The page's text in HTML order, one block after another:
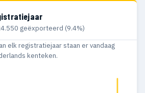
geëxporteerd (9.4%)
elk registratiejaar staan er vandaag
kenteken.